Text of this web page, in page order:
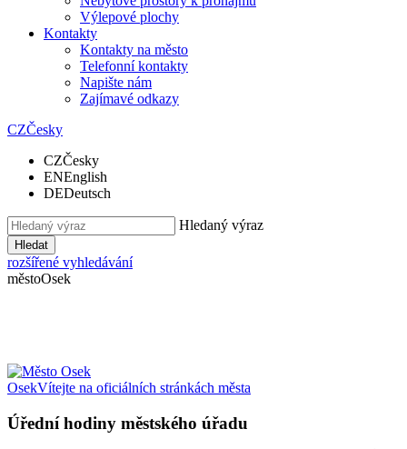
Výlepové plochy
Kontakty
Kontakty na město
Telefonní kontakty
Napište nám
Zajímavé odkazy
CZČesky
CZČesky
ENEnglish
DEDeutsch
Hledaný výraz
Hledat
rozšířené vyhledávání
městoOsek
OsekVítejte na oficiálních stránkách města
Úřední hodiny městského úřadu